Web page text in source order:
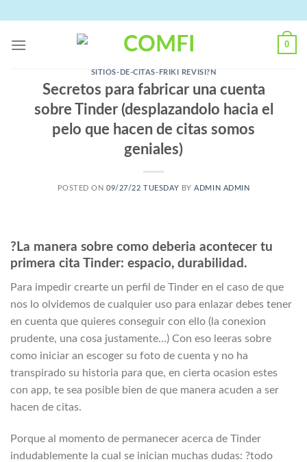
content
0
SITIOS-DE-CITAS-FRIKI REVISI?N
Secretos para fabricar una cuenta
sobre Tinder (desplazandolo hacia el
pelo que hacen de citas somos
geniales)
POSTED ON09/27/22 TUESDAY BYADMIN ADMIN
?La manera sobre como deberia acontecer tu
primera cita Tinder: espacio, durabilidad.
Para impedir crearte un perfil de Tinder en el caso de que
nos lo olvidemos de cualquier uso para enlazar debes tener
en cuenta que quieres conseguir con ello (la conexion
prudente, una cosa justamente…) Con eso leeras sobre
como iniciar an escoger su foto de cuenta y no ha
transpirado su historia para que, en cierta ocasion estes
con app, te sea posible bien de que manera acuden a ser
hacen de citas.
Porque al momento de permanecer acerca de Tinder
indudablemente la cual se inician muchas dudas: ?todo